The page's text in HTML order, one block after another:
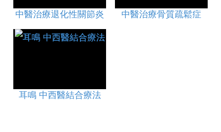
中醫治療退化性關節炎 中醫治療骨質疏鬆症
耳鳴 中西醫結合療法